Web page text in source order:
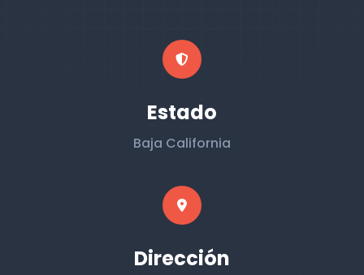
Estado
Baja California
Dirección